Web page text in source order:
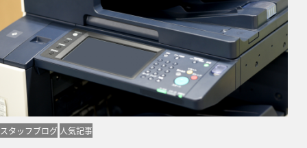
スタッフブログ 人気記事